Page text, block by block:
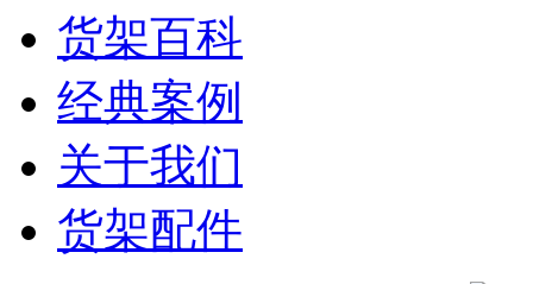
货架百科
经典案例
关于我们
货架配件